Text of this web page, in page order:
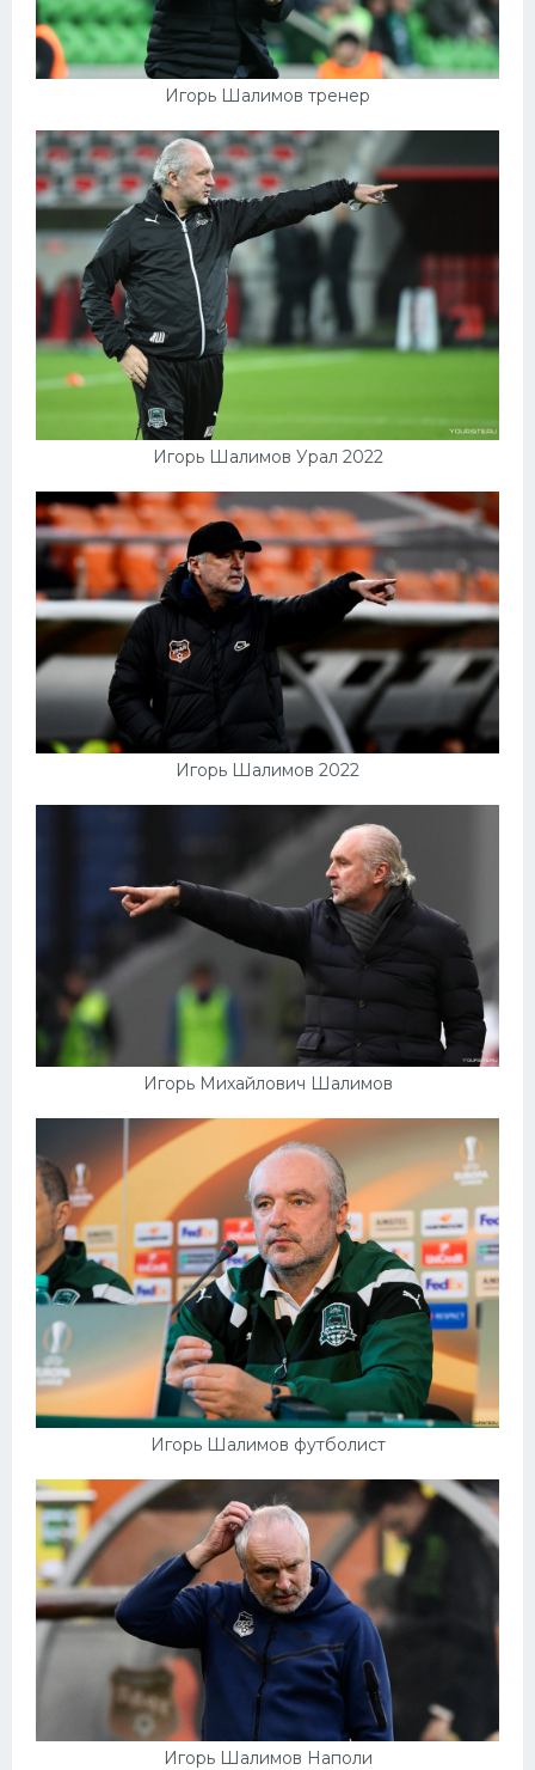
Игорь Шалимов тренер
Игорь Шалимов Урал 2022
Игорь Шалимов 2022
Игорь Михайлович Шалимов
Игорь Шалимов футболист
Игорь Шалимов Наполи